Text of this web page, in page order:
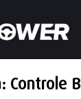
Controle